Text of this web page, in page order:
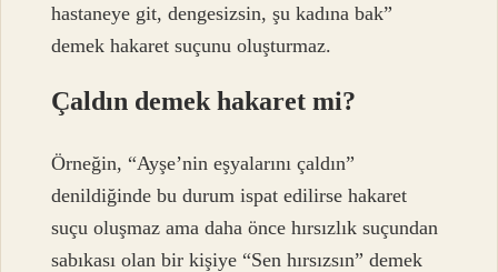
hastaneye git, dengesizsin, şu kadına bak”
demek hakaret suçunu oluşturmaz.
Çaldın demek hakaret mi?
Örneğin, “Ayşe’nin eşyalarını çaldın”
denildiğinde bu durum ispat edilirse hakaret
suçu oluşmaz ama daha önce hırsızlık suçundan
sabıkası olan bir kişiye “Sen hırsızsın” demek